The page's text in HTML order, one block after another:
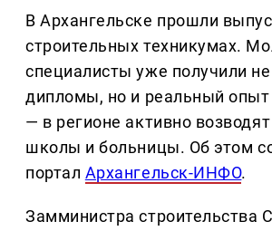
В Архангельске прошли
строительных техникумах.
специалисты уже получили
дипломы, но и реальный опыт
— в регионе активно
школы и больницы. Об этом
портал Архангельск-ИНФО.
Замминистра строительства